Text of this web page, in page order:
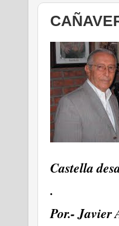
Castella
.
Por.- Javier